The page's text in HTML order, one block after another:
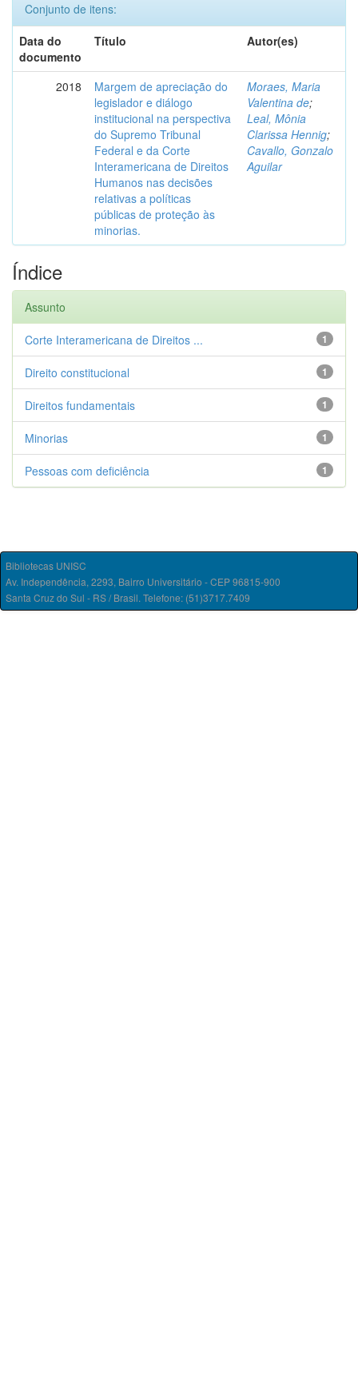
Conjunto de itens:
Data do
documento
Título Autor(es)
2018
Margem de apreciação do
legislador e diálogo
institucional na perspectiva
do Supremo Tribunal
Federal e da Corte
Interamericana de Direitos
Humanos nas decisões
relativas a políticas
públicas de proteção às
minorias.
Moraes, Maria
Valentina de;
Leal, Mônia
Clarissa Hennig;
Cavallo, Gonzalo
Aguilar
Índice
Assunto
1
Corte Interamericana de Direitos ...
1
Direito constitucional
1
Direitos fundamentais
1
Minorias
1
Pessoas com deficiência
Bibliotecas UNISC
Av. Independência, 2293, Bairro Universitário - CEP 96815-900
Santa Cruz do Sul - RS / Brasil. Telefone: (51)3717.7409